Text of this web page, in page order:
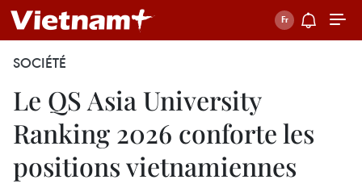
SOCIÉTÉ
Le QS Asia University
Ranking 2026 conforte les
positions vietnamiennes